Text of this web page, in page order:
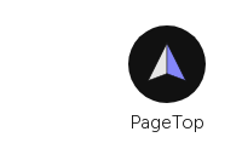
PageTop